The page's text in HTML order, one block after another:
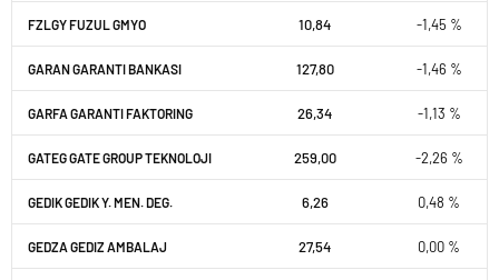
FZLGY FUZUL GMYO 10,84 -1,45 %
GARAN GARANTI BANKASI 127,80 -1,46 %
GARFA GARANTI FAKTORING 26,34 -1,13 %
GATEG GATE GROUP TEKNOLOJI 259,00 -2,26 %
GEDIK GEDIK Y. MEN. DEG. 6,26 0,48 %
GEDZA GEDIZ AMBALAJ 27,54 0,00 %